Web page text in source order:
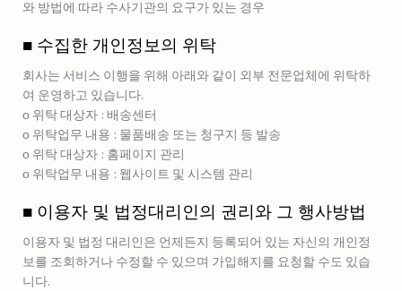
와 방법에 따라 수사기관의 요구가 있는 경우
■ 수집한 개인정보의 위탁
회사는 서비스 이행을 위해 아래와 같이 외부 전문업체에 위탁하
여 운영하고 있습니다.
ο 위탁 대상자 : 배송센터
ο 위탁업무 내용 : 물품배송 또는 청구지 등 발송
ο 위탁 대상자 : 홈페이지 관리
ο 위탁업무 내용 : 웹사이트 및 시스템 관리
■ 이용자 및 법정대리인의 권리와 그 행사방법
이용자 및 법정 대리인은 언제든지 등록되어 있는 자신의 개인정
보를 조회하거나 수정할 수 있으며 가입해지를 요청할 수도 있습
니다.